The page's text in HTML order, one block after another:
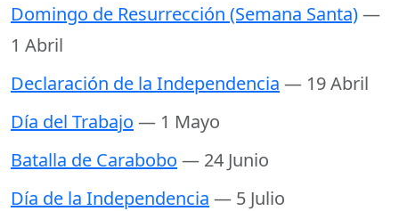
Domingo de Resurrección (Semana Santa)—
1 Abril
Declaración de la Independencia — 19 Abril
Día del Trabajo — 1 Mayo
Batalla de Carabobo — 24 Junio
Día de la Independencia — 5 Julio